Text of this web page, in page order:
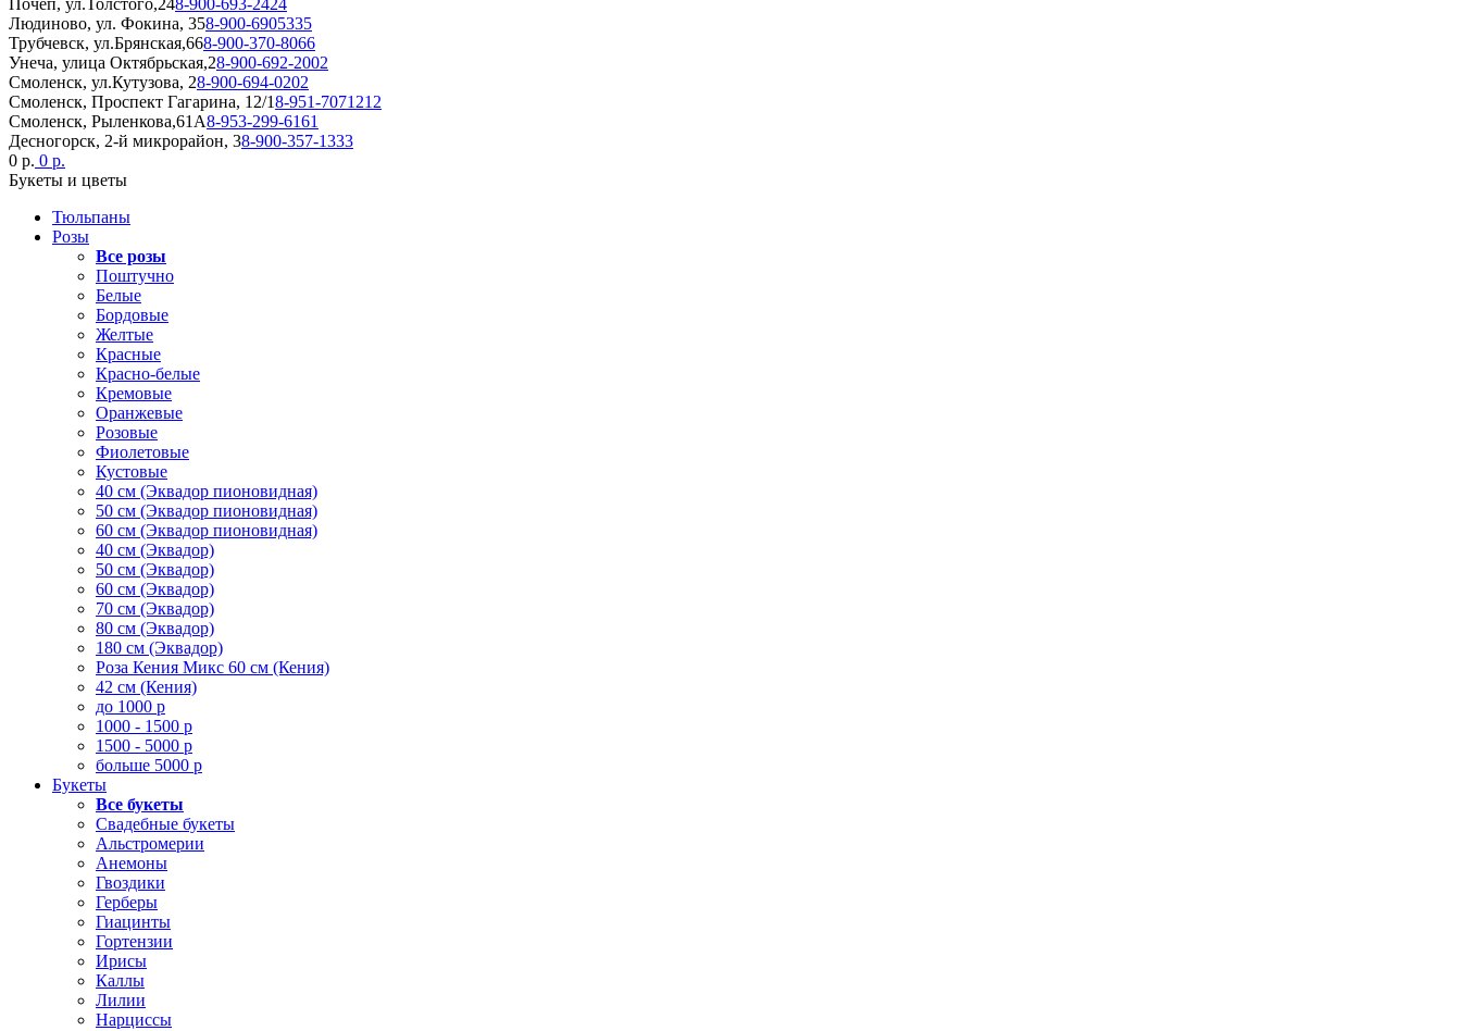
Почеп, ул.Толстого,248-900-693-2424
Людиново, ул. Фокина, 358-900-6905335
Трубчевск, ул.Брянская,668-900-370-8066
Унеча, улица Октябрьская,28-900-692-2002
Смоленск, ул.Кутузова, 28-900-694-0202
Смоленск, Проспект Гагарина, 12/18-951-7071212
Смоленск, Рыленкова,61А8-953-299-6161
Десногорск, 2-й микрорайон, 38-900-357-1333
0 р. 0 р.
Букеты и цветы
Тюльпаны
Розы
Все розы
Поштучно
Белые
Бордовые
Желтые
Красные
Красно-белые
Кремовые
Оранжевые
Розовые
Фиолетовые
Кустовые
40 см (Эквадор пионовидная)
50 см (Эквадор пионовидная)
60 см (Эквадор пионовидная)
40 см (Эквадор)
50 см (Эквадор)
60 см (Эквадор)
70 см (Эквадор)
80 см (Эквадор)
180 см (Эквадор)
Роза Кения Микс 60 см (Кения)
42 см (Кения)
до 1000 р
1000 - 1500 р
1500 - 5000 р
больше 5000 р
Букеты
Все букеты
Свадебные букеты
Альстромерии
Анемоны
Гвоздики
Герберы
Гиацинты
Гортензии
Ирисы
Каллы
Лилии
Нарциссы